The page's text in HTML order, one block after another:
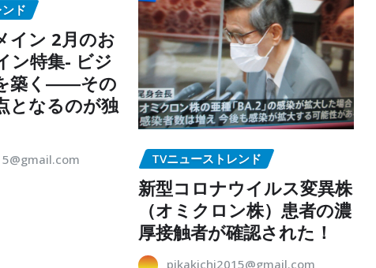
ド
イン 2月のお
ン特集- ビジ
築く――その
となるのが独
TVニューストレンド
新型コロナウイルス変異株
（オミクロン株）患者の濃
厚接触者が確認された！
pikakichi2015@gmail.com